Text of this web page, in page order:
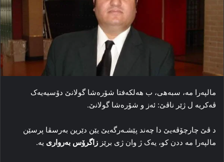
مالپەرا مە، سبەهی، ب هەلکەفتا شۆرەشا گولانێ دۆسیەیەک
ڤەکریە ل ژێر ناڤێ: ئەز و شۆرەشا گولانێ.
د ڤێ چارچۆڤەیێ دا چەند پێشـەرگەیێ یێن دێرین بەرسڤا پرسێن
مالپەرا مە ددن کو، یەک ژ وان ژی برێز زاگرۆس بەرواری یە.